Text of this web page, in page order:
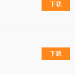
下载
下载